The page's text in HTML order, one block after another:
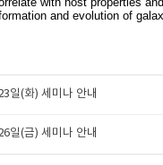
and evolution of
일(화) 세미나 안내
일(금) 세미나 안내